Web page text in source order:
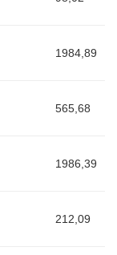
1984,89
565,68
1986,39
212,09